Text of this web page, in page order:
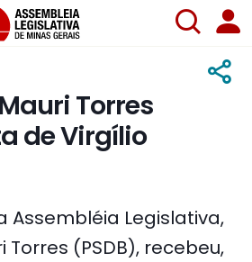
Torres
de Virgílio
Assembléia Legislativa,
(PSDB), recebeu,